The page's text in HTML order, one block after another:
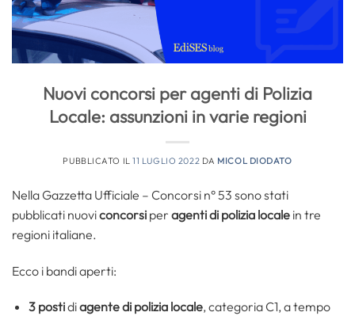
Nuovi concorsi per agenti di Polizia
Locale: assunzioni in varie regioni
PUBBLICATO IL11 LUGLIO 2022 DA MICOL DIODATO
Nella Gazzetta Ufficiale – Concorsi n° 53 sono stati
pubblicati nuoviconcorsi per agenti di polizia locale in tre
regioni italiane.
Ecco i bandi aperti:
3 postidiagente di polizia locale, categoria C1, a tempo